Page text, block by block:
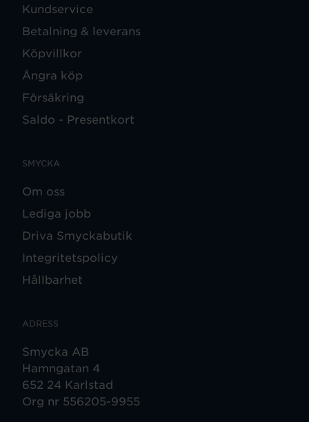
Kundservice
Betalning & leverans
Köpvillkor
Ångra köp
Försäkring
Saldo - Presentkort
SMYCKA
Om oss
Lediga jobb
Driva Smyckabutik
Integritetspolicy
Hållbarhet
ADRESS
Smycka AB
Hamngatan 4
652 24 Karlstad
Org nr 556205-9955